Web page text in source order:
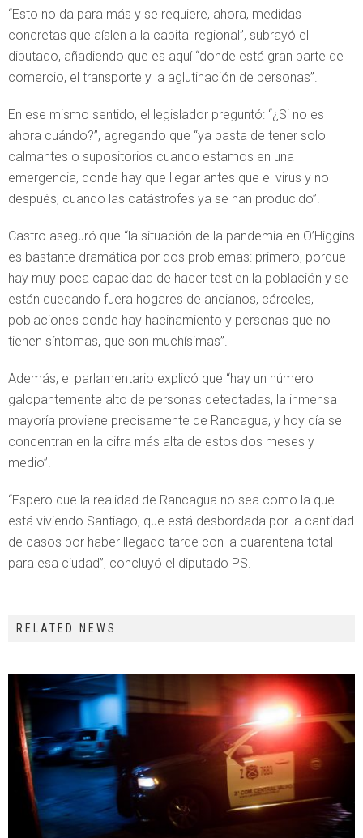
“Esto no da para más y se requiere, ahora, medidas
concretas que aíslen a la capital regional”, subrayó el
diputado, añadiendo que es aquí “donde está gran parte de
comercio, el transporte y la aglutinación de personas”.
En ese mismo sentido, el legislador preguntó: “¿Si no es
ahora cuándo?”, agregando que “ya basta de tener solo
calmantes o supositorios cuando estamos en una
emergencia, donde hay que llegar antes que el virus y no
después, cuando las catástrofes ya se han producido”.
Castro aseguró que “la situación de la pandemia en O’Higgins
es bastante dramática por dos problemas: primero, porque
hay muy poca capacidad de hacer test en la población y se
están quedando fuera hogares de ancianos, cárceles,
poblaciones donde hay hacinamiento y personas que no
tienen síntomas, que son muchísimas”.
Además, el parlamentario explicó que “hay un número
galopantemente alto de personas detectadas, la inmensa
mayoría proviene precisamente de Rancagua, y hoy día se
concentran en la cifra más alta de estos dos meses y
medio”.
“Espero que la realidad de Rancagua no sea como la que
está viviendo Santiago, que está desbordada por la cantidad
de casos por haber llegado tarde con la cuarentena total
para esa ciudad”, concluyó el diputado PS.
RELATED NEWS